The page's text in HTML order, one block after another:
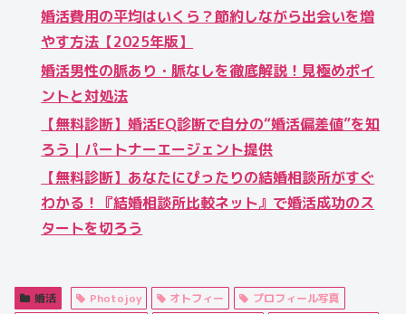
婚活費用の平均はいくら？節約しながら出会いを増
やす方法【2025年版】
婚活男性の脈あり・脈なしを徹底解説！見極めポイ
ントと対処法
【無料診断】婚活EQ診断で自分の“婚活偏差値”を知
ろう｜パートナーエージェント提供
【無料診断】あなたにぴったりの結婚相談所がすぐ
わかる！『結婚相談所比較ネット』で婚活成功のス
タートを切ろう
婚活 Photojoy オトフィー
プロフィール写真